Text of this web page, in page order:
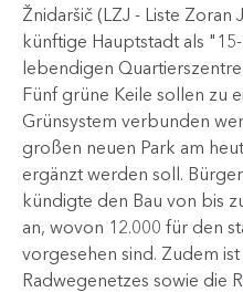
Žnidaršič (LZJ - Liste
künftige Hauptstadt als
lebendigen
Fünf grüne Keile sollen zu
Grünsystem verbunden
großen neuen Park am
ergänzt werden soll.
kündigte den Bau von bis
an, wovon 12.000 für den
vorgesehen sind. Zudem
Radwegenetzes sowie die